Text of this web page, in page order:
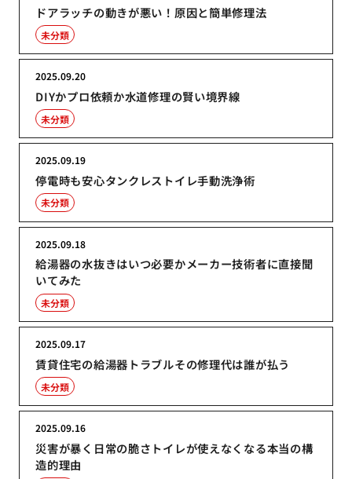
ドアラッチの動きが悪い！原因と簡単修理法
未分類
DIYかプロ依頼か水道修理の賢い境界線
2025.09.20
未分類
停電時も安心タンクレストイレ手動洗浄術
2025.09.19
未分類
給湯器の水抜きはいつ必要かメーカー技術者に直接聞
いてみた
2025.09.18
未分類
賃貸住宅の給湯器トラブルその修理代は誰が払う
2025.09.17
未分類
災害が暴く日常の脆さトイレが使えなくなる本当の構
造的理由
2025.09.16